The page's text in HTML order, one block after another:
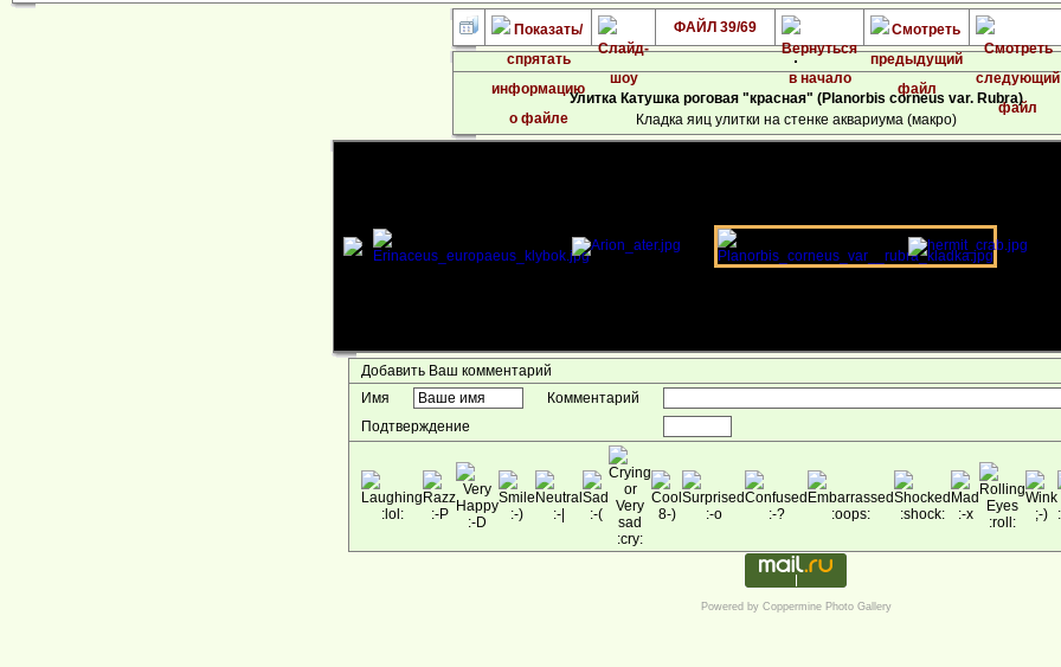
ФАЙЛ 39/69
Улитка Катушка роговая "красная" (Planorbis corneus var. Rubra)
Кладка яиц улитки на стенке аквариума (макро)
Добавить Ваш комментарий
Имя
Комментарий
Подтверждение
Powered by Coppermine Photo Gallery